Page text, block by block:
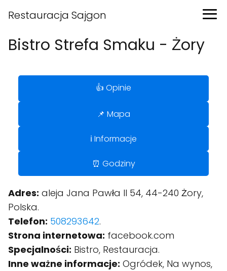
Restauracja Sajgon
Bistro Strefa Smaku - Żory
👍 Opinie
📌 Mapa
ℹ️ Informacje
⏰ Godziny
Adres: aleja Jana Pawła II 54, 44-240 Żory,
Polska.
Telefon: 508293642.
Strona internetowa: facebook.com
Specjalności: Bistro, Restauracja.
Inne ważne informacje: Ogródek, Na wynos,